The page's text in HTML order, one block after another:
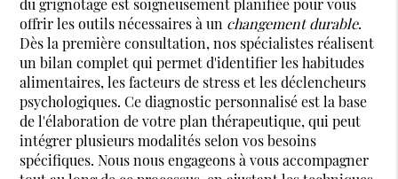
du grignotage est soigneusement planifiée pour vous
offrir les outils nécessaires à un changement durable.
Dès la première consultation, nos spécialistes réalisent
un bilan complet qui permet d'identifier les habitudes
alimentaires, les facteurs de stress et les déclencheurs
psychologiques. Ce diagnostic personnalisé est la base
de l'élaboration de votre plan thérapeutique, qui peut
intégrer plusieurs modalités selon vos besoins
spécifiques. Nous nous engageons à vous accompagner